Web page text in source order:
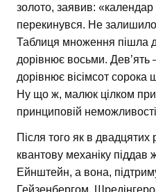
золото, заявив:
перекинувся. Не
Таблиця множення пішла
дорівнює восьми. Дев’ять
дорівнює вісімсот
Ну що ж, малюк цілком
принциповій
Після того як в двадцятих
квантову механіку піддав
Ейнштейн, а вона,
Гейзенбергом,